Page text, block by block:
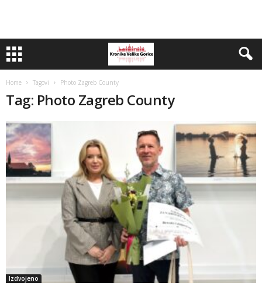
Home Tagovi Photo Zagreb County
Tag: Photo Zagreb County
Izdvojeno